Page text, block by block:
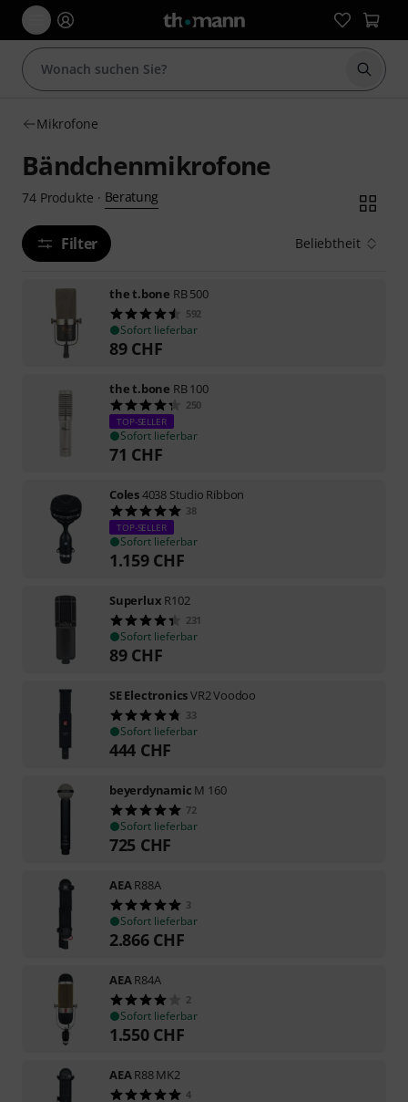
Suche
Mikrofone
Bändchenmikrofone
74 Produkte · Beratung
Filter Beliebtheit
the t.bone RB 500
592
Sofort lieferbar
89 CHF
the t.bone RB 100
250
TOP-SELLER
Sofort lieferbar
71 CHF
Coles4038 Studio Ribbon
38
TOP-SELLER
Sofort lieferbar
1.159 CHF
Superlux R102
231
Sofort lieferbar
89 CHF
SE ElectronicsVR2 Voodoo
33
Sofort lieferbar
444 CHF
beyerdynamic M 160
72
Sofort lieferbar
725 CHF
AEAR88A
3
Sofort lieferbar
2.866 CHF
AEAR84A
2
Sofort lieferbar
1.550 CHF
AEAR88 MK2
4